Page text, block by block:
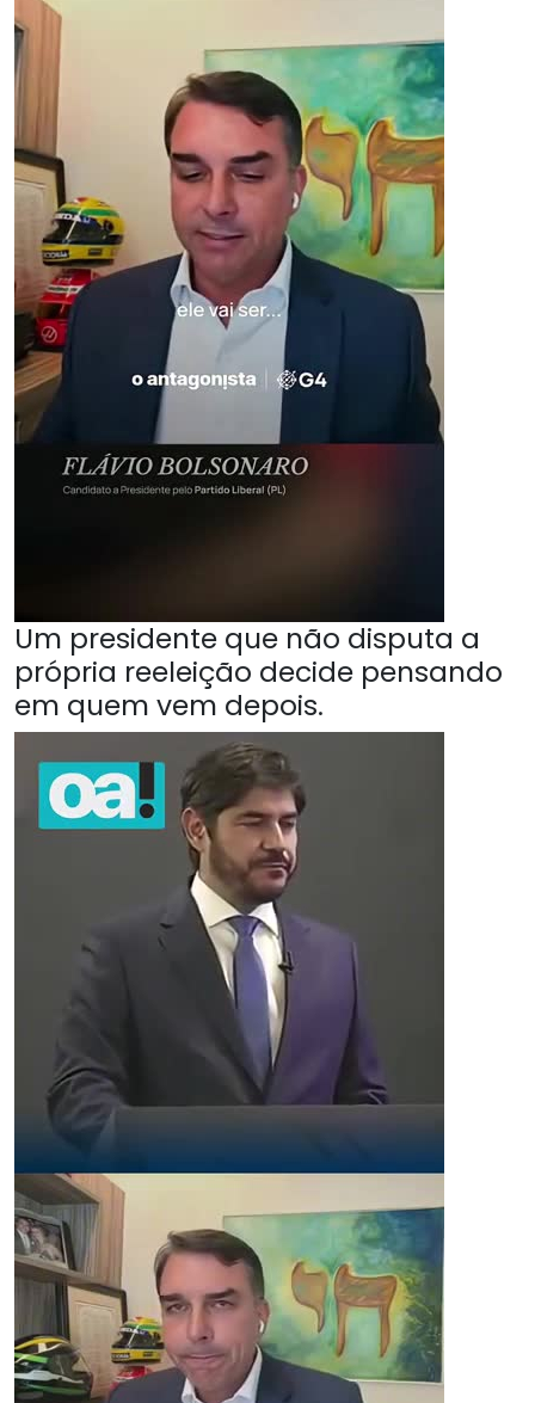
Um presidente que não disputa a
própria reeleição decide pensando
em quem vem depois.